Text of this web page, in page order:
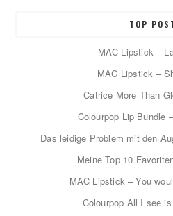
TOP
MAC Lipstick –
MAC Lipstick –
Catrice More Than
Colourpop Lip Bundle
Das leidige Problem mit den
Meine Top 10
MAC Lipstick – You
Colourpop All I see